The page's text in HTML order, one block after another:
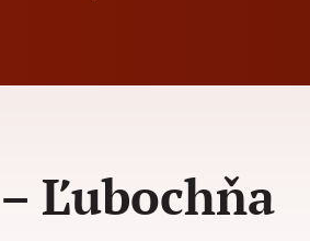
Ľubochňa